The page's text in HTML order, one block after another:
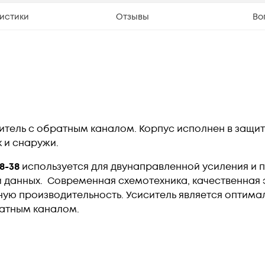
Отзывы
с обратным каналом. Корпус исполнен в
и снаружи.
38 используется для двунаправленной усиления и
данных. Современная схемотехника,
производительность. Усиситель является
каналом.